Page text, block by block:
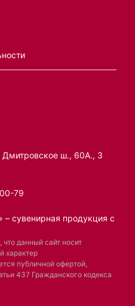
Дмитровское ш., 60А., 3
79
сувенирная продукция с
данный сайт носит
характер
публичной офертой,
437 Гражданского кодекса